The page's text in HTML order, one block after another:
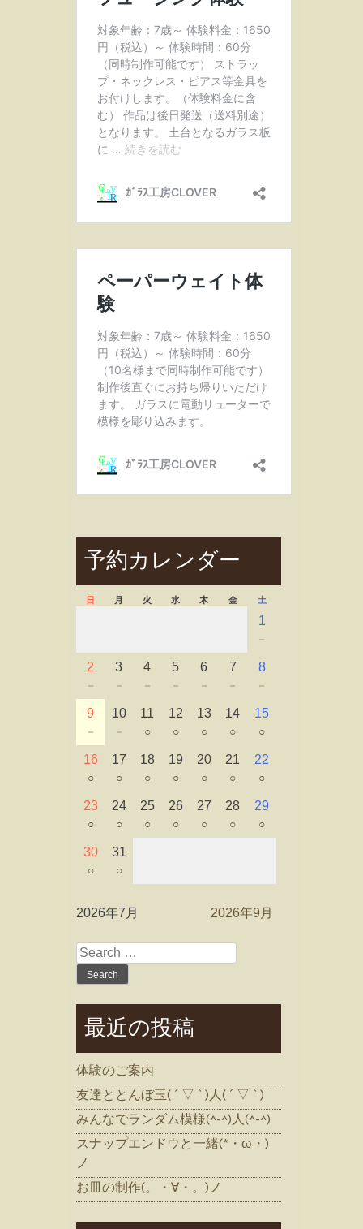
予約カレンダー
日 月 火 水 木 金 土
1
－
2
－
3
－
4
－
5
－
6
－
7
－
8
－
9
－
10
－
11
○
12
○
13
○
14
○
15
○
16
○
17
○
18
○
19
○
20
○
21
○
22
○
23
○
24
○
25
○
26
○
27
○
28
○
29
○
30
○
31
○
2026年7月 2026年9月
Search
for:
最近の投稿
体験のご案内
友達ととんぼ玉( ´ ▽ ` )人( ´ ▽ ` )
みんなでランダム模様(^-^)人(^-^)
スナップエンドウと一緒(*・ω・)
ノ
お皿の制作(。・∀・。)ノ